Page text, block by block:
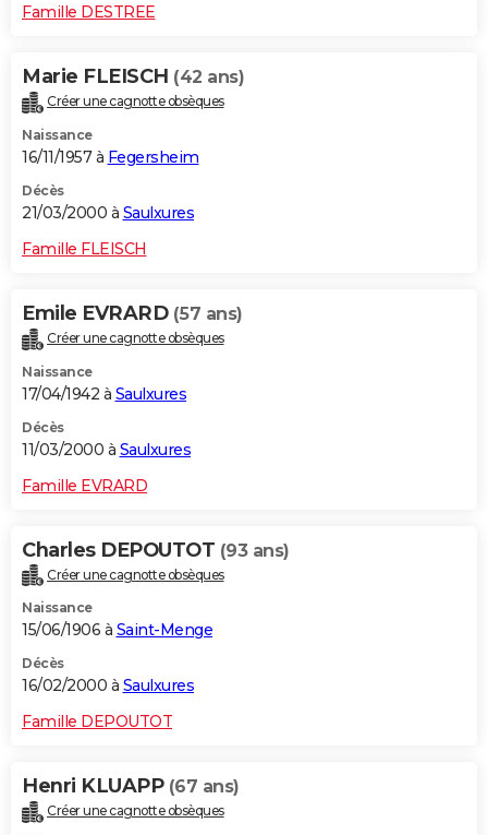
Famille DESTREE
Marie FLEISCH (42 ans)
Créer une cagnotte obsèques
Naissance
16/11/1957 à Fegersheim
Décès
21/03/2000 à Saulxures
Famille FLEISCH
Emile EVRARD (57 ans)
Créer une cagnotte obsèques
Naissance
17/04/1942 à Saulxures
Décès
11/03/2000 à Saulxures
Famille EVRARD
Charles DEPOUTOT (93 ans)
Créer une cagnotte obsèques
Naissance
15/06/1906 à Saint-Menge
Décès
16/02/2000 à Saulxures
Famille DEPOUTOT
Henri KLUAPP (67 ans)
Créer une cagnotte obsèques